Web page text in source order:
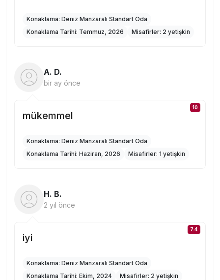
Konaklama: Deniz Manzaralı Standart Oda
Konaklama Tarihi: Temmuz, 2026 Misafirler: 2 yetişkin
A. D.
bir ay önce
10
mükemmel
Konaklama: Deniz Manzaralı Standart Oda
Konaklama Tarihi: Haziran, 2026 Misafirler: 1 yetişkin
H. B.
2 yıl önce
7.4
iyi
Konaklama: Deniz Manzaralı Standart Oda
Konaklama Tarihi: Ekim, 2024 Misafirler: 2 yetişkin